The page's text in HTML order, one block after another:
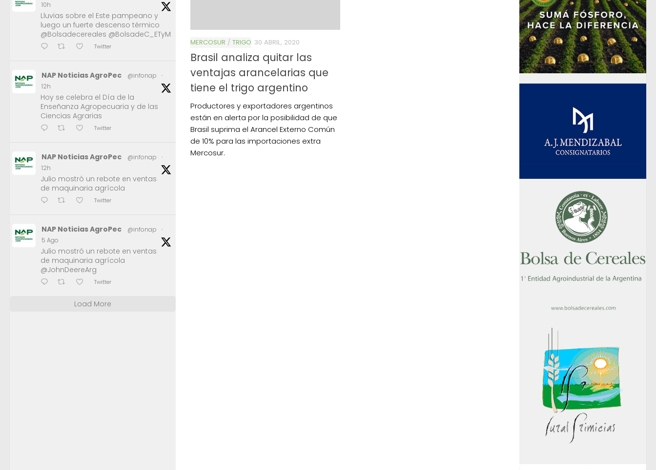
MERCOSUR / TRIGO 30 ABRIL, 2020
Brasil analiza quitar las
ventajas arancelarias que
tiene el trigo argentino
Productores y exportadores argentinos
están en alerta por la posibilidad de que
Brasil suprima el Arancel Externo Común
de 10% para las importaciones extra
Mercosur.
10h
Lluvias sobre el Este pampeano y
luego un fuerte descenso térmico
@Bolsadecereales @BolsadeC_ETyM
Twitter
NAP Noticias AgroPec @infonap
·
12h
Hoy se celebra el Día de la
Enseñanza Agropecuaria y de las
Ciencias Agrarias
Twitter
NAP Noticias AgroPec @infonap
·
12h
Julio mostró un rebote en ventas
de maquinaria agrícola
Twitter
NAP Noticias AgroPec @infonap
·
5 Ago
Julio mostró un rebote en ventas
de maquinaria agrícola
@JohnDeereArg
Twitter
Load More